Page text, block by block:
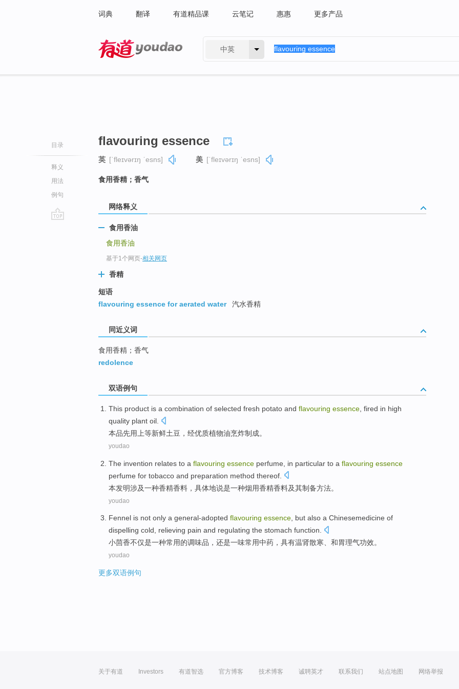
词典 翻译 有道精品课 云笔记 惠惠 更多产品
中英
目录
释义
用法
例句
flavouring essence
英 [ˈfleɪvərɪŋ ˈesns] 美 [ˈfleɪvərɪŋ ˈesns]
食用香精；香气
网络释义
食用香油
食用香油
基于1个网页-相关网页
香精
短语
flavouring essence for aerated water
汽水香精
同近义词
食用香精；香气
redolence
双语例句
This product is a combination of selected fresh potato and flavouring essence fired in high
quality plant oil.
本品先用上等新鲜土豆 ， 经优质植物油烹炸制成。
youdao
The invention relates to a flavouring essence perfume in particular to a flavouring essence
perfume for tobacco and preparation method thereof
本发明涉及一种香精香料 ， 具体地说是一种烟用香精香料及其制备方法。
youdao
Fennel is not only a general-adopted flavouring essence, but also a Chinesemedicine of
dispelling cold, relieving pain and regulating the stomach function.
小茴香不仅是一种常用的调味品 ，还是一味常用中药，具有温肾散寒、 和胃理气功效。
youdao
更多双语例句
关于有道 Investors 有道智选 官方博客 技术博客 诚聘英才 联系我们 站点地图 网络举报